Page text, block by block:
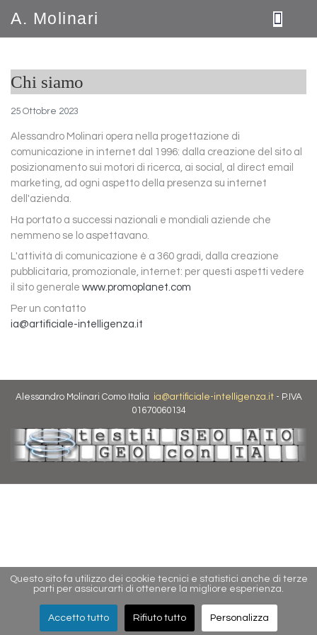
A. Molinari
Chi siamo
25 Ottobre 2023
Alessandro Molinari opera nella progettazione di
comunicazione in internet dal 1996: dalla creazione del sito al
posizionamento sui motori di ricerca, ai social, al direct email
marketing, ad ogni aspetto della presenza su internet
dell'azienda.
Ha portato a successi nazionali e mondiali aziende che
nemmeno se lo aspettavano.
L'attività di comunicazione è a 360 gradi, dalla creazione
pubblicitaria, promozionale, internet: per questi aspetti vedere
il sito generale www.promoplanet.com
Per un contatto
ia@artificiale-intelligenza.it
Alessandro Molinari Como Italia ia@artificiale-intelligenza.it- P.IVA
01670060134
Questo sito fa utilizzo dei cookie tecnici e statistici anche di terze
parti per assicurarti di ottenere la migliore esperienza.
Accetto tutto Rifiuto tutto Personalizza